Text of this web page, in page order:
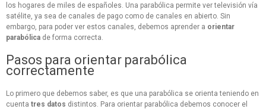
los hogares de miles de españoles. Una parabólica permite ver televisión vía
satélite, ya sea de canales de pago como de canales en abierto. Sin
embargo, para poder ver estos canales, debemos aprender a orientar
parabólica de forma correcta.
Pasos para orientar parabólica
correctamente
Lo primero que debemos saber, es que una parabólica se orienta teniendo en
cuenta tres datos distintos. Para orientar parabólica debemos conocer el